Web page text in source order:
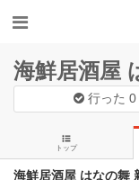
海鮮居酒屋
行った0
トップ
海鮮居酒屋 はなの舞